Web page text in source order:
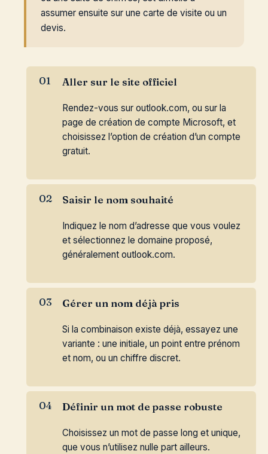
assumer ensuite sur une carte de visite ou un
devis.
Aller sur le site officiel
Rendez-vous sur outlook.com, ou sur la
page de création de compte Microsoft, et
choisissez l’option de création d’un compte
gratuit.
Saisir le nom souhaité
Indiquez le nom d’adresse que vous voulez
et sélectionnez le domaine proposé,
généralement outlook.com.
Gérer un nom déjà pris
Si la combinaison existe déjà, essayez une
variante : une initiale, un point entre prénom
et nom, ou un chiffre discret.
Définir un mot de passe robuste
Choisissez un mot de passe long et unique,
que vous n’utilisez nulle part ailleurs.